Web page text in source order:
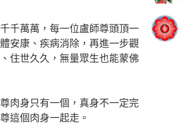
千萬萬，每一位盧師尊頭頂一
安康、疾病消除，再進一步觀
住世久久，無量眾生也能蒙佛
肉身只有一個，真身不一定完
這個肉身一起走。